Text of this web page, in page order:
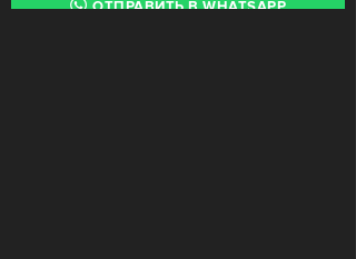
ОТПРАВИТЬ В WHATSAPP